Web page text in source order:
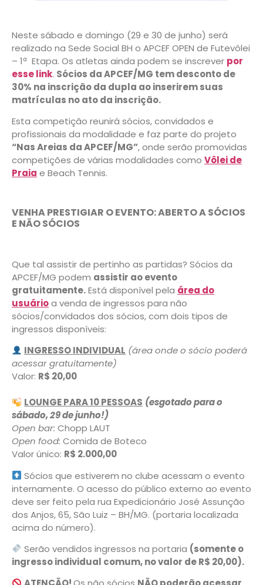
Neste sábado e domingo (29 e 30 de junho) será
realizado na Sede Social BH o APCEF OPEN de Futevôlei
– 1ª Etapa. Os atletas ainda podem se inscrever por
esse link. Sócios da APCEF/MG tem desconto de
30% na inscrição da dupla ao inserirem suas
matrículas no ato da inscrição.
Esta competição reunirá sócios, convidados e
profissionais da modalidade e faz parte do projeto
“Nas Areias da APCEF/MG”, onde serão promovidas
competições de várias modalidades como Vôlei de
Praia e Beach Tennis.
VENHA PRESTIGIAR O EVENTO: ABERTO A SÓCIOS
E NÃO SÓCIOS
Que tal assistir de pertinho as partidas? Sócios da
APCEF/MG podem assistir ao evento
gratuitamente.Está disponível pela área do
usuárioa venda de ingressos para não
sócios/convidados dos sócios, com dois tipos de
ingressos disponíveis:
INGRESSO INDIVIDUAL (área onde o sócio poderá
acessar gratuitamente)
Valor: R$ 20,00
LOUNGE PARA 10 PESSOAS (esgotado para o
sábado, 29 de junho!)
Open bar: Chopp LAUT
Open food: Comida de Boteco
Valor único: R$ 2.000,00
Sócios que estiverem no clube acessam o evento
internamente. O acesso do público externo ao evento
deve ser feito pela rua Expedicionário José Assunção
dos Anjos, 65, São Luiz – BH/MG. (portaria localizada
acima do número).
Serão vendidos ingressos na portaria (somente o
ingresso individual comum, no valor de R$ 20,00).